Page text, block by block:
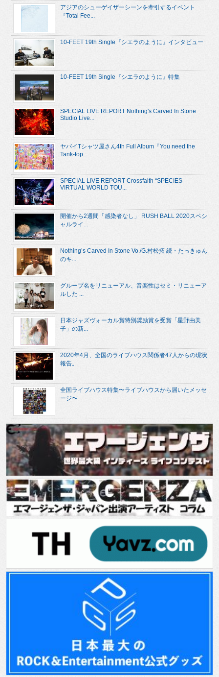
アジアのシューゲイザーシーンを牽引するイベント
『Total Fee...
10-FEET 19th Single『シエラのように』インタビュー
10-FEET 19th Single『シエラのように』特集
SPECIAL LIVE REPORT Nothing's Carved In Stone
Studio Live...
ヤバイTシャツ屋さん4th Full Album『You need the
Tank-top...
SPECIAL LIVE REPORT Crossfaith “SPECIES
VIRTUAL WORLD TOU...
開催から2週間「感染者なし」 RUSH BALL 2020スペシ
ャルライ...
Nothing’s Carved In Stone Vo./G.村松拓 続・たっきゅん
のキ...
グループ名をリニューアル、音楽性はセミ・リニューア
ルした ...
日本ジャズヴォーカル賞特別奨励賞を受賞「星野由美
子」の新...
2020年4月、全国のライブハウス関係者47人からの現状
報告。
全国ライブハウス特集〜ライブハウスから届いたメッセ
ージ〜